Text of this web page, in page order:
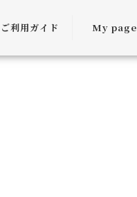
ご利用ガイド
ご利用ガイド
My page